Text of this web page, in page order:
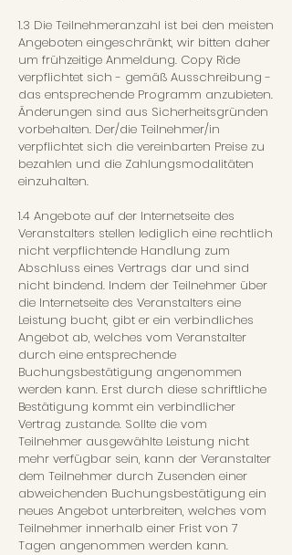
1.3 Die Teilnehmeranzahl ist bei den meisten
Angeboten eingeschränkt, wir bitten daher
um frühzeitige Anmeldung. Copy Ride
verpflichtet sich - gemäß Ausschreibung -
das entsprechende Programm anzubieten.
Änderungen sind aus Sicherheitsgründen
vorbehalten. Der/die Teilnehmer/in
verpflichtet sich die vereinbarten Preise zu
bezahlen und die Zahlungsmodalitäten
einzuhalten.
1.4 Angebote auf der Internetseite des
Veranstalters stellen lediglich eine rechtlich
nicht verpflichtende Handlung zum
Abschluss eines Vertrags dar und sind
nicht bindend. Indem der Teilnehmer über
die Internetseite des Veranstalters eine
Leistung bucht, gibt er ein verbindliches
Angebot ab, welches vom Veranstalter
durch eine entsprechende
Buchungsbestätigung angenommen
werden kann. Erst durch diese schriftliche
Bestätigung kommt ein verbindlicher
Vertrag zustande. Sollte die vom
Teilnehmer ausgewählte Leistung nicht
mehr verfügbar sein, kann der Veranstalter
dem Teilnehmer durch Zusenden einer
abweichenden Buchungsbestätigung ein
neues Angebot unterbreiten, welches vom
Teilnehmer innerhalb einer Frist von 7
Tagen angenommen werden kann.